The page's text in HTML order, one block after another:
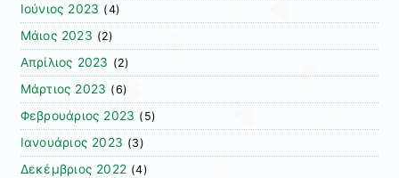
Ιούνιος 2023 (4)
Μάιος 2023 (2)
Απρίλιος 2023 (2)
Μάρτιος 2023 (6)
Φεβρουάριος 2023 (5)
Ιανουάριος 2023 (3)
Δεκέμβριος 2022 (4)